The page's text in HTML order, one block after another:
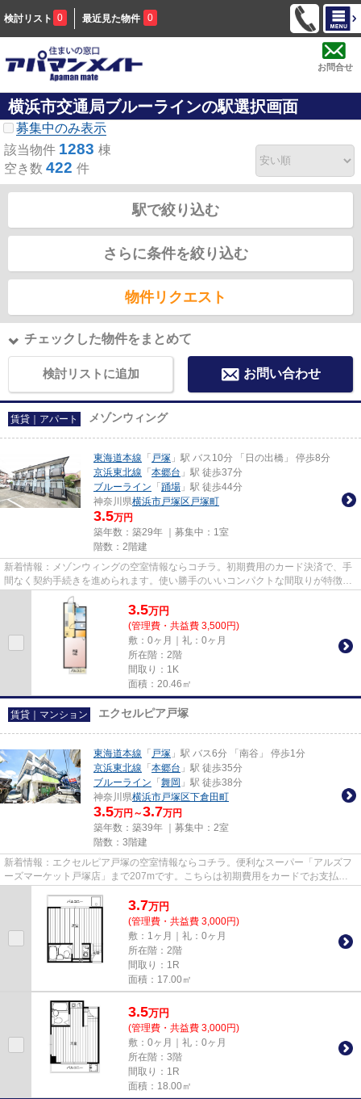
検討リスト 0 最近見た物件 0
お問合せ
横浜市交通局ブルーラインの駅選択画面
募集中のみ表示
該当物件 1283 棟
空き数 422 件
駅で絞り込む
さらに条件を絞り込む
物件リクエスト
チェックした物件をまとめて
検討リストに追加 お問い合わせ
賃貸｜アパート メゾンウィング
東海道本線 「 戸塚 」駅 バス10分 「日の出橋」 停歩8分
京浜東北線 「 本郷台 」駅 徒歩37分
ブルーライン 「 踊場 」駅 徒歩44分
神奈川県横浜市戸塚区 戸塚町
3.5万円
築年数：築29年 ｜募集中： 1室
階数：2階建
新着情報：メゾンウィングの空室情報ならコチラ。初期費用のカード決済で、手
間なく契約手続きを進められます。使い勝手のいいコンパクトな間取りが特徴。
東海道本線戸塚付近の物件情...
3.5万円
(管理費・共益費 3,500円)
敷：0ヶ月｜礼：0ヶ月
所在階：2階
間取り：1K
面積：20.46㎡
賃貸｜マンション エクセルピア戸塚
東海道本線 「 戸塚 」駅 バス6分 「南谷」 停歩1分
京浜東北線 「 本郷台 」駅 徒歩35分
ブルーライン 「 舞岡 」駅 徒歩38分
神奈川県横浜市戸塚区下倉田町
3.5万円～3.7万円
築年数：築39年 ｜募集中： 2室
階数：3階建
新着情報：エクセルピア戸塚の空室情報ならコチラ。便利なスーパー「アルズフ
ーズマーケット戸塚店」まで207mです。こちらは初期費用をカードでお支払い
3.7万円
(管理費・共益費 3,000円)
敷：1ヶ月｜礼：0ヶ月
所在階：2階
間取り：1R
面積：17.00㎡
3.5万円
(管理費・共益費 3,000円)
敷：0ヶ月｜礼：0ヶ月
所在階：3階
間取り：1R
面積：18.00㎡